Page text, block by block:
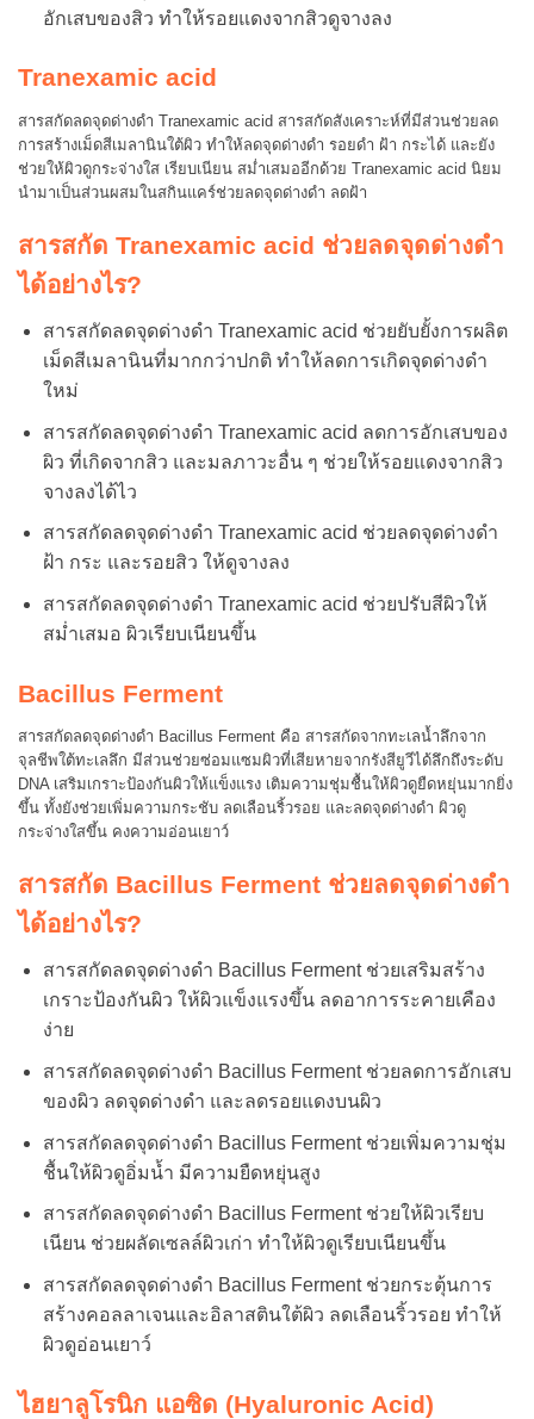
อักเสบของสิว ทำให้รอยแดงจากสิวดูจางลง
Tranexamic acid
สารสกัดลดจุดด่างดำ Tranexamic acid สารสกัดสังเคราะห์ที่มีส่วนช่วยลด
การสร้างเม็ดสีเมลานินใต้ผิว ทำให้ลดจุดด่างดำ รอยดำ ฝ้า กระได้ และยัง
ช่วยให้ผิวดูกระจ่างใส เรียบเนียน สม่ำเสมออีกด้วย Tranexamic acid นิยม
นำมาเป็นส่วนผสมในสกินแคร์ช่วยลดจุดด่างดำ ลดฝ้า
สารสกัด Tranexamic acid ช่วยลดจุดด่างดำ
ได้อย่างไร?
สารสกัดลดจุดด่างดำ Tranexamic acid ช่วยยับยั้งการผลิต
เม็ดสีเมลานินที่มากกว่าปกติ ทำให้ลดการเกิดจุดด่างดำ
ใหม่
สารสกัดลดจุดด่างดำ Tranexamic acid ลดการอักเสบของ
ผิว ที่เกิดจากสิว และมลภาวะอื่น ๆ ช่วยให้รอยแดงจากสิว
จางลงได้ไว
สารสกัดลดจุดด่างดำ Tranexamic acid ช่วยลดจุดด่างดำ
ฝ้า กระ และรอยสิว ให้ดูจางลง
สารสกัดลดจุดด่างดำ Tranexamic acid ช่วยปรับสีผิวให้
สม่ำเสมอ ผิวเรียบเนียนขึ้น
Bacillus Ferment
สารสกัดลดจุดด่างดำ Bacillus Ferment คือ สารสกัดจากทะเลน้ำลึกจาก
จุลชีพใต้ทะเลลึก มีส่วนช่วยซ่อมแซมผิวที่เสียหายจากรังสียูวีได้ลึกถึงระดับ
DNA เสริมเกราะป้องกันผิวให้แข็งแรง เติมความชุ่มชื้นให้ผิวดูยืดหยุ่นมากยิ่ง
ขึ้น ทั้งยังช่วยเพิ่มความกระชับ ลดเลือนริ้วรอย และลดจุดด่างดำ ผิวดู
กระจ่างใสขึ้น คงความอ่อนเยาว์
สารสกัด Bacillus Ferment ช่วยลดจุดด่างดำ
ได้อย่างไร?
สารสกัดลดจุดด่างดำ Bacillus Ferment ช่วยเสริมสร้าง
เกราะป้องกันผิว ให้ผิวแข็งแรงขึ้น ลดอาการระคายเคือง
ง่าย
สารสกัดลดจุดด่างดำ Bacillus Ferment ช่วยลดการอักเสบ
ของผิว ลดจุดด่างดำ และลดรอยแดงบนผิว
สารสกัดลดจุดด่างดำ Bacillus Ferment ช่วยเพิ่มความชุ่ม
ชื้นให้ผิวดูอิ่มน้ำ มีความยืดหยุ่นสูง
สารสกัดลดจุดด่างดำ Bacillus Ferment ช่วยให้ผิวเรียบ
เนียน ช่วยผลัดเซลล์ผิวเก่า ทำให้ผิวดูเรียบเนียนขึ้น
สารสกัดลดจุดด่างดำ Bacillus Ferment ช่วยกระตุ้นการ
สร้างคอลลาเจนและอิลาสตินใต้ผิว ลดเลือนริ้วรอย ทำให้
ผิวดูอ่อนเยาว์
ไฮยาลูโรนิก แอซิด (Hyaluronic Acid)